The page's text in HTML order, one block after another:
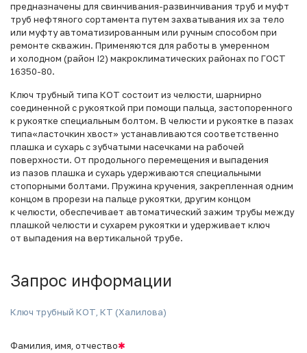
предназначены для свинчивания-развинчивания труб и муфт
труб нефтяного сортамента путем захватывания их за тело
или муфту автоматизированным или ручным способом при
ремонте скважин. Применяются для работы в умеренном
и холодном (район I2) макроклиматических районах по ГОСТ
16350-80.
Ключ трубный типа КОТ состоит из челюсти, шарнирно
соединенной с рукояткой при помощи пальца, застопоренного
к рукоятке специальным болтом. В челюсти и рукоятке в пазах
типа«ласточкин хвост» устанавливаются соответственно
плашка и сухарь с зубчатыми насечками на рабочей
поверхности. От продольного перемещения и выпадения
из пазов плашка и сухарь удерживаются специальными
стопорными болтами. Пружина кручения, закрепленная одним
концом в прорези на пальце рукоятки, другим концом
к челюсти, обеспечивает автоматический зажим трубы между
плашкой челюсти и сухарем рукоятки и удерживает ключ
от выпадения на вертикальной трубе.
Запрос информации
Ключ трубный КОТ, КТ (Халилова)
Фамилия, имя, отчество✱